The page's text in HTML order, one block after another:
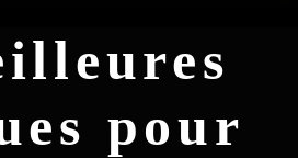
pour